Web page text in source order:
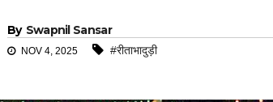
By Swapnil Sansar
NOV 4, 2025 #रीताभादुड़ी